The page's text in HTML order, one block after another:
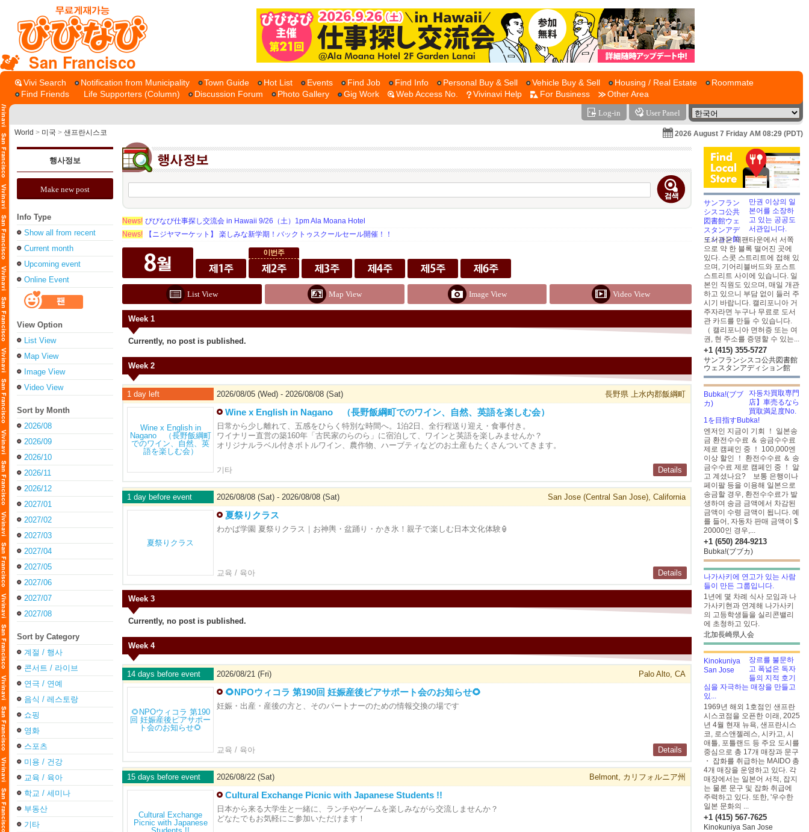
San Francisco
Vivi Search Notification from Municipality Town Guide Hot List Events Find Job Find Info Personal Buy & Sell Vehicle Buy & Sell Housing / Real Estate
Roommate
Find Friends
Life Supporters (Column) Discussion Forum Photo Gallery Gig Work Web Access No. Vivinavi Help For Business Other Area
Log-in User Panel
World > 미국 > 샌프란시스코 2026 August 7 Friday AM 08:29 (PDT)
행사정보
Make new post
Info Type
Show all from recent
Current month
Upcoming event
Online Event
View Option
List View
Map View
Image View
Video View
Sort by Month
2026/08
2026/09
2026/10
2026/11
2026/12
2027/01
2027/02
2027/03
2027/04
2027/05
2027/06
2027/07
2027/08
Sort by Category
계절 / 행사
콘서트 / 라이브
연극 / 연예
음식 / 레스토랑
쇼핑
영화
스포츠
미용 / 건강
교육 / 육아
학교 / 세미나
부동산
기타
News! びびなび仕事探し交流会 in Hawaii 9/26（土）1pm Ala Moana Hotel
News!
【ニジヤマーケット】 楽しみな新学期！バックトゥスクールセール開催！！
List View Map View Image View Video View
Week 1
Currently, no post is published.
Week 2
1 day left 2026/08/05 (Wed) - 2026/08/08 (Sat) 長野県 上水内郡飯綱町
Wine x English in Nagano （長野飯綱町でのワイン、自然、英語を楽しむ会）
日常から少し離れて、五感をひらく特別な時間へ。1泊2日、全行程送り迎え・食事付き。
ワイナリー直営の築160年「古民家のらのら」に宿泊して、ワインと英語を楽しみませんか？
オリジナルラベル付きボトルワイン、農作物、ハーブティなどのお土産もたくさんついてきます。
기타 Details
1 day before event 2026/08/08 (Sat) - 2026/08/08 (Sat) San Jose (Central San Jose), California
夏祭りクラス
わかば学園 夏祭りクラス｜お神輿・盆踊り・かき氷！親子で楽しむ日本文化体験🏮
교육 / 육아 Details
Week 3
Currently, no post is published.
Week 4
14 days before event 2026/08/21 (Fri) Palo Alto, CA
🌻NPOウィコラ 第190回 妊娠産後ピアサポート会のお知らせ🌻
妊娠・出産・産後の方と、そのパートナーのための情報交換の場です
교육 / 육아 Details
15 days before event 2026/08/22 (Sat) Belmont, カリフォルニア州
Cultural Exchange Picnic with Japanese Students !!
日本から来る大学生と一緒に、ランチやゲームを楽しみながら交流しませんか？
どなたでもお気軽にご参加いただけます！
만권 이상의 일
본어를 소장하
고 있는 공공도
서관입니다.
도서관은 재팬타운에서 서쪽
으로 약 한 블록 떨어진 곳에
있다. 스콧 스트리트에 접해 있
으며, 기어리블버드와 포스트
스트리트 사이에 있습니다. 일
본인 직원도 있으며, 매일 개관
하고 있으니 부담 없이 들러 주
시기 바랍니다. 캘리포니아 거
주자라면 누구나 무료로 도서
관 카드를 만들 수 있습니다.
（ 캘리포니아 면허증 또는 여
권, 현 주소를 증명할 수 있는...
+1 (415) 355-5727
サンフランシスコ公共図書館
ウェスタンアディション館
자동차買取専門
店】車売るなら
買取満足度No.
1を目指すBubka!
엔저인 지금이 기회 ！ 일본송
금 환전수수료 ＆ 송금수수료
제로 캠페인 중 ！ 100,000엔
이상 할인 ！ 환전수수료 ＆ 송
금수수료 제로 캠페인 중 ！ 알
고 계셨나요? 보통 은행이나
페이팔 등을 이용해 일본으로
송금할 경우, 환전수수료가 발
생하여 송금 금액에서 차감된
금액이 수령 금액이 됩니다. 예
를 들어, 자동차 판매 금액이 $
20000인 경우,...
+1 (650) 284-9213
Bubka!(ブブカ)
나가사키에 연고가 있는 사람
들이 만든 그룹입니다.
1년에 몇 차례 식사 모임과 나
가사키현과 연계해 나가사키
의 고등학생들을 실리콘밸리
에 초청하고 있다.
北加長崎県人会
장르를 불문하
고 폭넓은 독자
들의 지적 호기
심을 자극하는 매장을 만들고
있...
1969년 해외 1호점인 샌프란
시스코점을 오픈한 이래, 2025
년 4월 현재 뉴욕, 샌프란시스
코, 로스앤젤레스, 시카고, 시
애틀, 포틀랜드 등 주요 도시를
중심으로 총 17개 매장과 문구
・ 잡화를 취급하는 MAIDO 총
4개 매장을 운영하고 있다. 각
매장에서는 일본어 서적, 잡지
는 물론 문구 및 잡화 취급에
주력하고 있다. 또한, '우수한
일본 문화의 ...
+1 (415) 567-7625
Kinokuniya San Jose